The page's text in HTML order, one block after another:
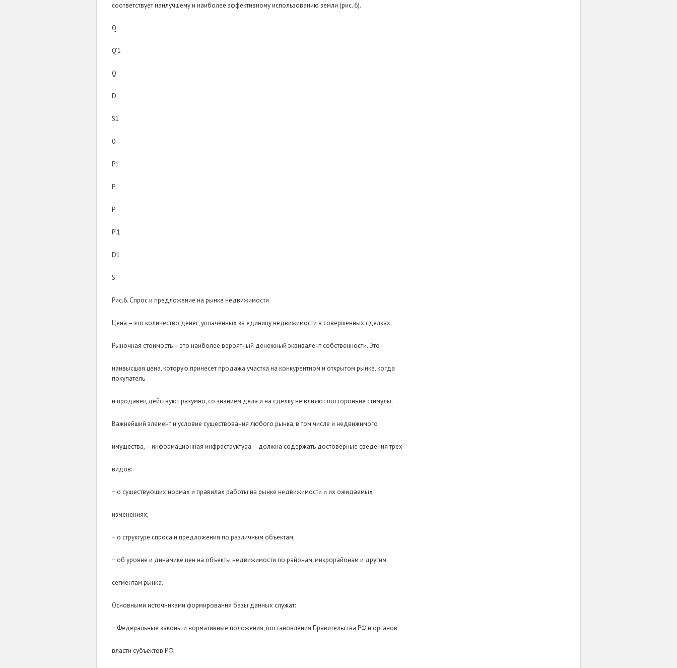
соответствует наилучшему и наиболее эффективному использованию земли (рис. 6).
Q
Q’1
Q
D
S1
0
P1
P
P
P’1
D1
S
Рис.6. Спрос и предложение на рынке недвижимости
Цена – это количество денег, уплаченных за единицу недвижимости в совершенных сделках.
Рыночная стоимость – это наиболее вероятный денежный эквивалент собственности. Это
наивысшая цена, которую принесет продажа участка на конкурентном и открытом рынке, когда
покупатель
и продавец действуют разумно, со знанием дела и на сделку не влияют посторонние стимулы.
Важнейший элемент и условие существования любого рынка, в том числе и недвижимого
имущества, – информационная инфраструктура – должна содержать достоверные сведения трех
видов:
− о существующих нормах и правилах работы на рынке недвижимости и их ожидаемых
изменениях;
− о структуре спроса и предложения по различным объектам;
− об уровне и динамике цен на объекты недвижимости по районам, микрорайонам и другим
сегментам рынка.
Основными источниками формирования базы данных служат:
− Федеральные законы и нормативные положения, постановления Правительства РФ и органов
власти субъектов РФ;